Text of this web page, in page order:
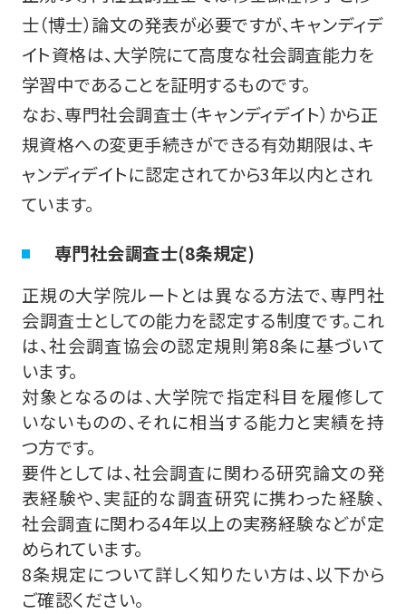
士（博士）論文の発表が必要ですが、キャンディデ
イト資格は、大学院にて高度な社会調査能力を
学習中であることを証明するものです。
なお、専門社会調査士（キャンディデイト）から正
規資格への変更手続きができる有効期限は、キ
ャンディデイトに認定されてから3年以内とされ
ています。
専門社会調査士(8条規定)
正規の大学院ルートとは異なる方法で、専門社
会調査士としての能力を認定する制度です。これ
は、社会調査協会の認定規則第8条に基づいて
います。
対象となるのは、大学院で指定科目を履修して
いないものの、それに相当する能力と実績を持
つ方です。
要件としては、社会調査に関わる研究論文の発
表経験や、実証的な調査研究に携わった経験、
社会調査に関わる4年以上の実務経験などが定
められています。
8条規定について詳しく知りたい方は、以下から
ご確認ください。